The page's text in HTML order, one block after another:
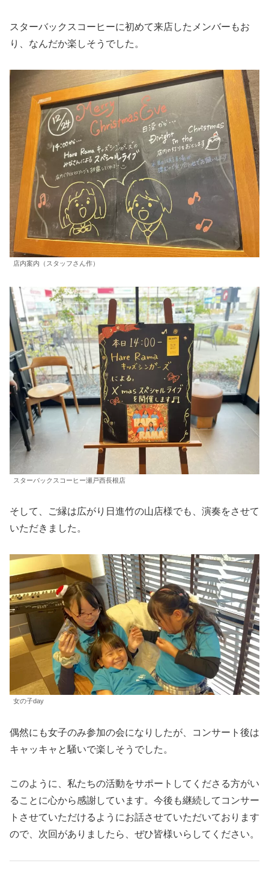
スターバックスコーヒーに初めて来店したメンバーもお
り、なんだか楽しそうでした。
店内案内（スタッフさん作）
スターバックスコーヒー瀬戸西長根店
そして、ご縁は広がり日進竹の山店様でも、演奏をさせて
いただきました。
女の子day
偶然にも女子のみ参加の会になりしたが、コンサート後は
キャッキャと騒いで楽しそうでした。
このように、私たちの活動をサポートしてくださる方がい
ることに心から感謝しています。今後も継続してコンサー
トさせていただけるようにお話させていただいております
ので、次回がありましたら、ぜひ皆様いらしてください。